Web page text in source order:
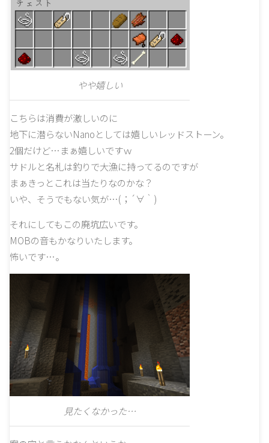
やや嬉しい
こちらは消費が激しいのに
地下に潜らないNanoとしては嬉しいレッドストーン。
2個だけど…まぁ嬉しいですｗ
サドルと名札は釣りで大漁に持ってるのですが
まぁきっとこれは当たりなのかな？
いや、そうでもない気が…(；´∀｀)
それにしてもこの廃坑広いです。
MOBの音もかなりいたします。
怖いです…。
見たくなかった…